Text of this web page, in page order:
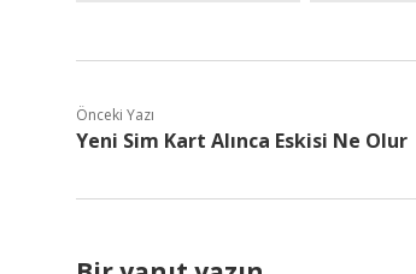
Önceki Yazı
Yeni Sim Kart Alınca Eskisi Ne Olur